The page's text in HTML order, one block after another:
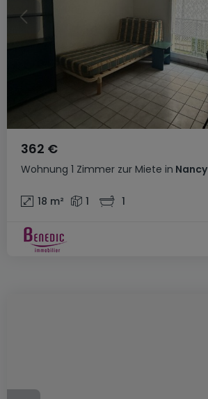
Wohnung 1 Zimmer zur Miete in Nancy
362 €
18 m² 1 1